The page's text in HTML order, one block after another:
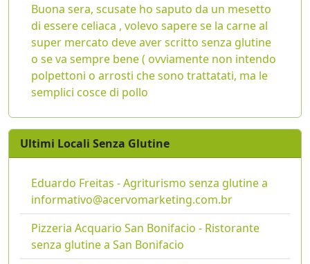
Buona sera, scusate ho saputo da un mesetto
di essere celiaca , volevo sapere se la carne al
super mercato deve aver scritto senza glutine
o se va sempre bene ( ovviamente non intendo
polpettoni o arrosti che sono trattatati, ma le
semplici cosce di pollo
Ultimi Locali Senza Glutine
Eduardo Freitas - Agriturismo senza glutine a
informativo@acervomarketing.com.br
Pizzeria Acquario San Bonifacio - Ristorante
senza glutine a San Bonifacio